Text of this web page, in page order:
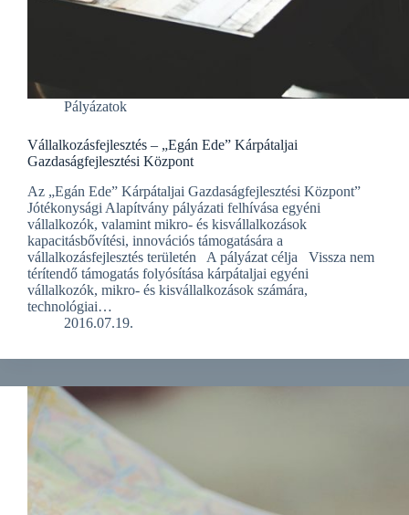
Pályázatok
Vállalkozásfejlesztés – „Egán Ede” Kárpátaljai
Gazdaságfejlesztési Központ
Az „Egán Ede” Kárpátaljai Gazdaságfejlesztési Központ”
Jótékonysági Alapítvány pályázati felhívása egyéni
vállalkozók, valamint mikro- és kisvállalkozások
kapacitásbővítési, innovációs támogatására a
vállalkozásfejlesztés területén A pályázat célja Vissza nem
térítendő támogatás folyósítása kárpátaljai egyéni
vállalkozók, mikro- és kisvállalkozások számára,
technológiai…
2016.07.19.